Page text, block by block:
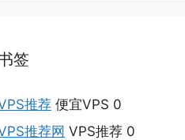
签
推荐 便宜VPS 0
推荐网 VPS推荐 0